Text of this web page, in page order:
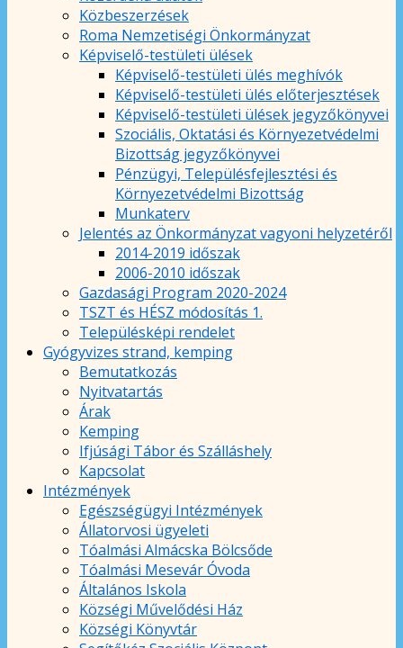
Közbeszerzések
Roma Nemzetiségi Önkormányzat
Képviselő-testületi ülések
Képviselő-testületi ülés meghívók
Képviselő-testületi ülés előterjesztések
Képviselő-testületi ülések jegyzőkönyvei
Szociális, Oktatási és Környezetvédelmi
Bizottság jegyzőkönyvei
Pénzügyi, Településfejlesztési és
Környezetvédelmi Bizottság
Munkaterv
Jelentés az Önkormányzat vagyoni helyzetéről
2014-2019 időszak
2006-2010 időszak
Gazdasági Program 2020-2024
TSZT és HÉSZ módosítás 1.
Településképi rendelet
Gyógyvizes strand, kemping
Bemutatkozás
Nyitvatartás
Árak
Kemping
Ifjúsági Tábor és Szálláshely
Kapcsolat
Intézmények
Egészségügyi Intézmények
Állatorvosi ügyeleti
Tóalmási Almácska Bölcsőde
Tóalmási Mesevár Óvoda
Általános Iskola
Községi Művelődési Ház
Községi Könyvtár